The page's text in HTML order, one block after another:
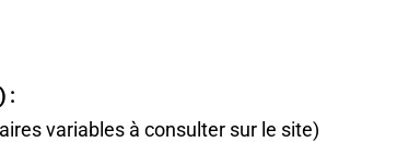
:
variables à consulter sur le site)